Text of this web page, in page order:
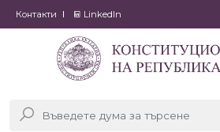
Контакти LinkedIn